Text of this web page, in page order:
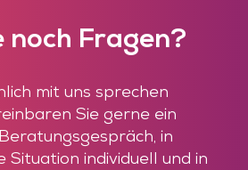
noch Fragen?
mit uns sprechen
Sie gerne ein
in
Situation individuell und in